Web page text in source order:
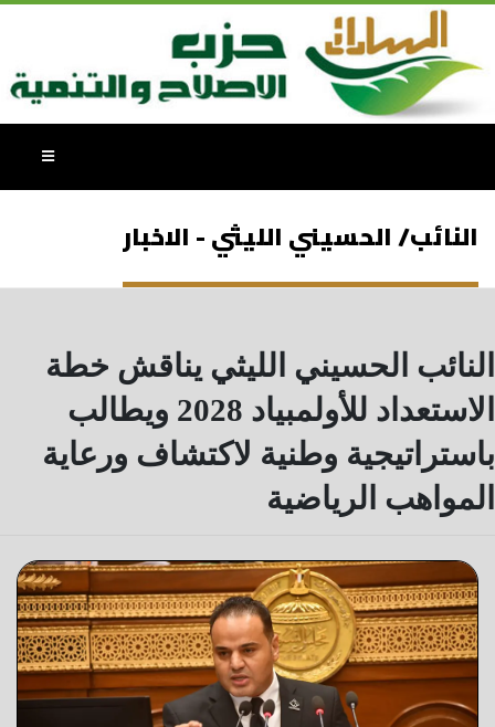
النائب/ الحسيني الليثي - الاخبار
النائب الحسيني الليثي يناقش خطة
الاستعداد للأولمبياد 2028 ويطالب
باستراتيجية وطنية لاكتشاف ورعاية
المواهب الرياضية